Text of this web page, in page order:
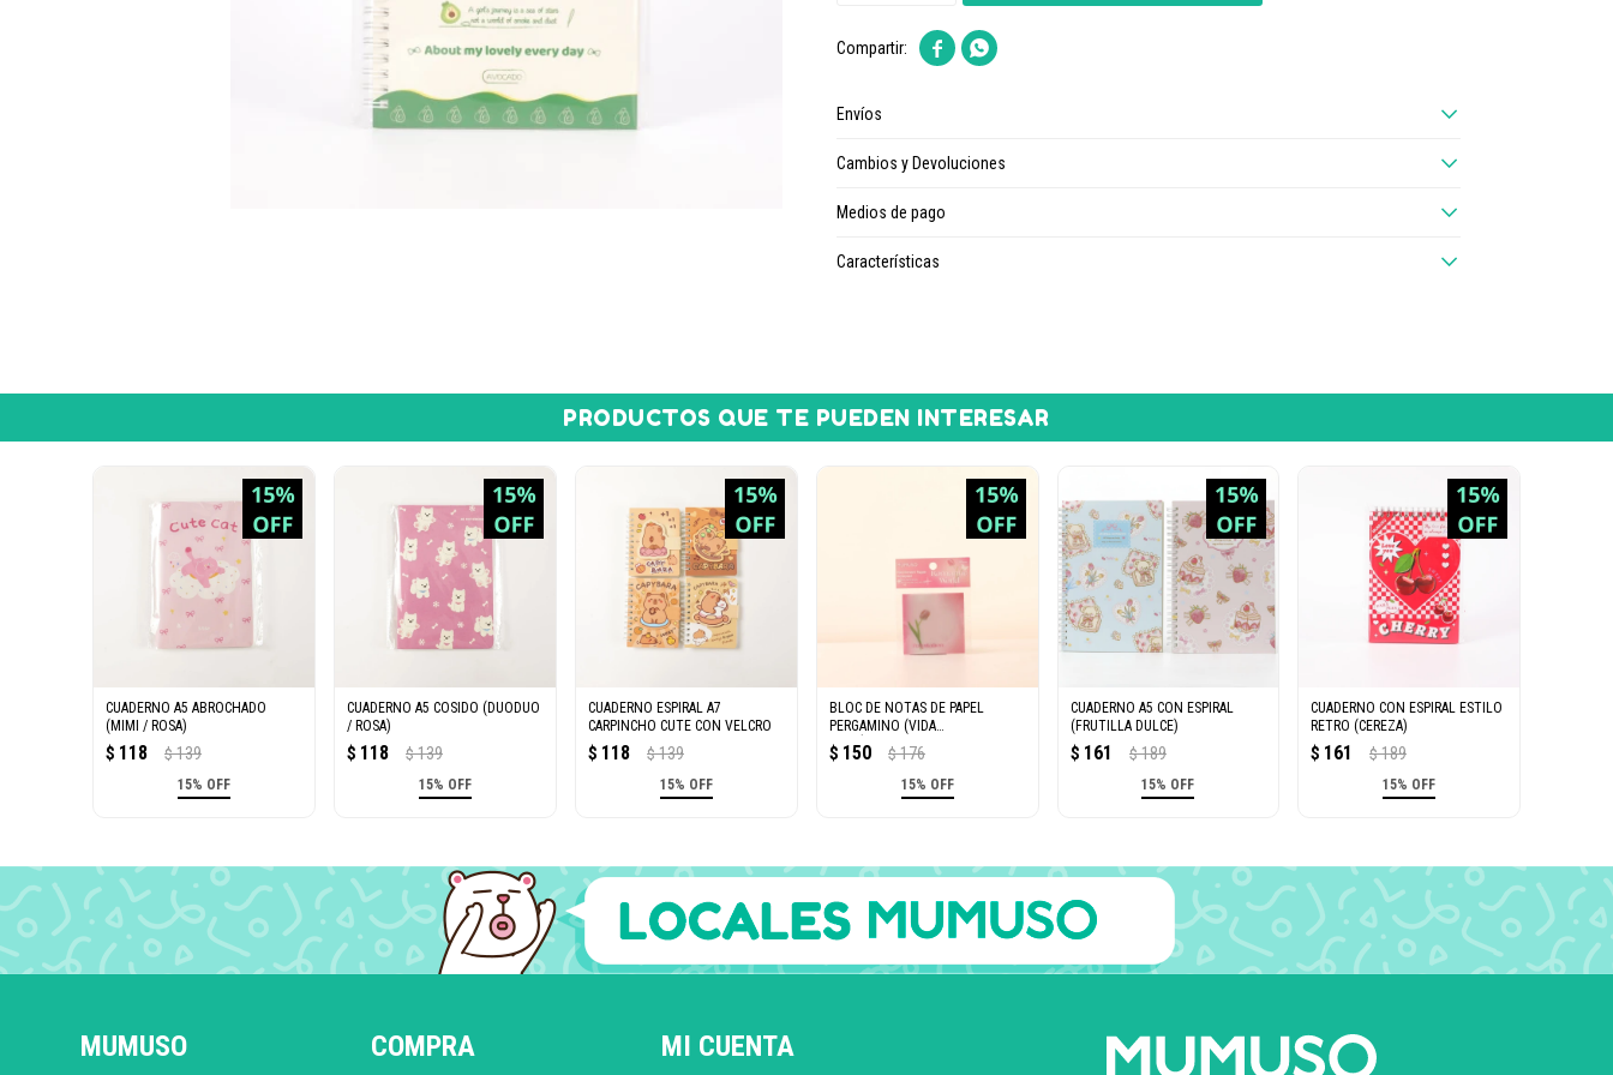
 
Envíos
Cambios y Devoluciones
Medios de pago
Características
PRODUCTOS QUE TE PUEDEN INTERESAR
CUADERNO A5 ABROCHADO
(MIMI / ROSA)
$ 118 $ 139
15% OFF
CUADERNO A5 COSIDO (DUODUO
/ ROSA)
$ 118 $ 139
15% OFF
CUADERNO ESPIRAL A7
CARPINCHO CUTE CON VELCRO
$ 118 $ 139
15% OFF
BLOC DE NOTAS DE PAPEL
PERGAMINO (VIDA
ROMÁNTICA/50 HOJAS)
$ 150 $ 176
15% OFF
CUADERNO A5 CON ESPIRAL
(FRUTILLA DULCE)
$ 161 $ 189
15% OFF
CUADERNO CON ESPIRAL ESTILO
RETRO (CEREZA)
$ 161 $ 189
15% OFF
MUMUSO COMPRA MI CUENTA